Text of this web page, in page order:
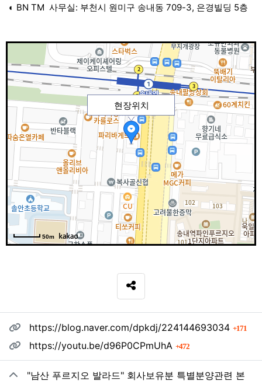
◐ BN TM 사무실: 부천시 원미구 송내동 709-3, 은경빌딩 5층
현장위치
50m
SNS 공유
관련자료https://blog.naver.com/dpkdj/224144693034 171
https://youtu.be/d96P0CPmUhA
472회 연결
"남산 푸르지오 발라드" 회사보유분 특별분양관련 본